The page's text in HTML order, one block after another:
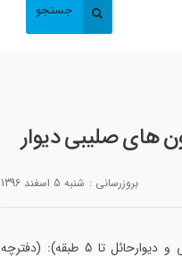
جستجو
های صلیبی دیوار
بروزرسانی : شنبه 5 اسفند 1396
پروژه سازه 808 ( سازه ده طبقه با اتصالات پیچی و دیوارحائل تا 5 طبقه): (دفترچه